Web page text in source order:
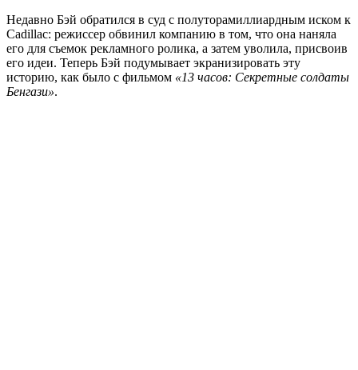
Недавно Бэй обратился в суд с полуторамиллиардным иском к
Cadillac: режиссер обвинил компанию в том, что она наняла
его для съемок рекламного ролика, а затем уволила, присвоив
его идеи. Теперь Бэй подумывает экранизировать эту
историю, как было с фильмом «13 часов: Секретные солдаты
Бенгази».